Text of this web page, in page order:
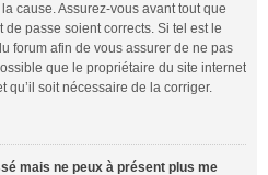
cause. Assurez-vous avant tout que
de passe soient corrects. Si tel est le
forum afin de vous assurer de ne pas
que le propriétaire du site internet
qu’il soit nécessaire de la corriger.
mais ne peux à présent plus me